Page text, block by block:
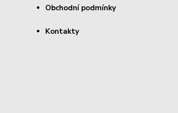
Obchodní podmínky
Kontakty